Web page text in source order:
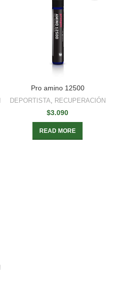
Pro amino 12500
DEPORTISTA, RECUPERACIÓN
$3.090
READ MORE